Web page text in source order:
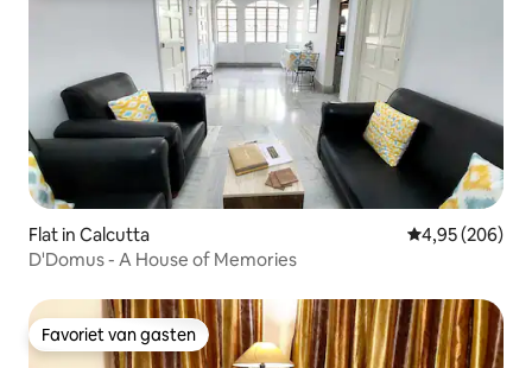
Flat in Calcutta Gemiddelde
4,95 (206)
D'Domus - A House of Memories
Favoriet van gasten
Favoriet van gasten